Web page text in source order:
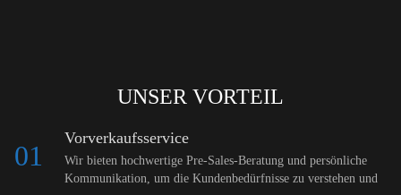
UNSER VORTEIL
01
Vorverkaufsservice
Wir bieten hochwertige Pre-Sales-Beratung und persönliche
Kommunikation, um die Kundenbedürfnisse zu verstehen und